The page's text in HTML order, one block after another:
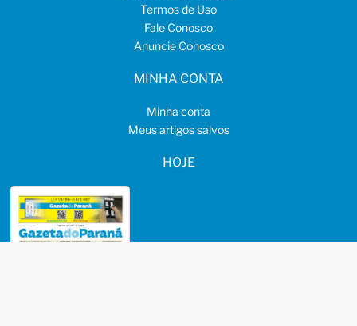
Termos de Uso
Fale Conosco
Anuncie Conosco
MINHA CONTA
Minha conta
Meus artigos salvos
HOJE